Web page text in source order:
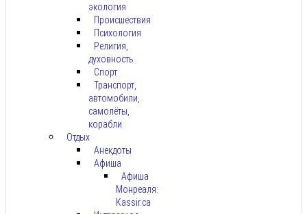
экология
Происшествия
Психология
Религия,
духовность
Спорт
Транспорт,
автомобили,
самолёты,
корабли
Отдых
Анекдоты
Афиша
Афиша
Монреаля:
Kassir.ca